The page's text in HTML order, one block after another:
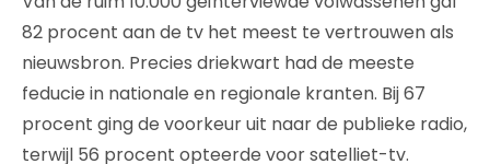
82 procent aan de tv het meest te vertrouwen als
nieuwsbron. Precies driekwart had de meeste
feducie in nationale en regionale kranten. Bij 67
procent ging de voorkeur uit naar de publieke radio,
terwijl 56 procent opteerde voor satelliet-tv.